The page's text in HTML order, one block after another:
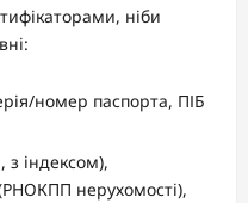
ніби
номер паспорта, ПІБ
з індексом),
нерухомості),